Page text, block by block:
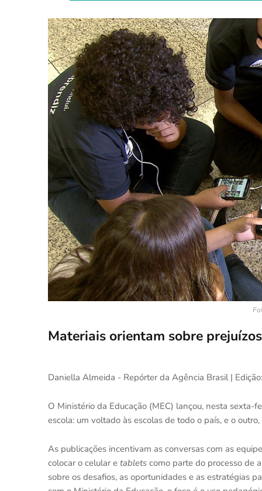
Materiais orientam sobre
Daniella Almeida - Repórter da Agência Brasil |
O Ministério da Educação (MEC) lançou, nesta
escola: um voltado às escolas de todo o país, e o
As publicações incentivam as conversas com as
colocar o celular e tablets como parte do processo de
sobre os desafios, as oportunidades e as estratégias